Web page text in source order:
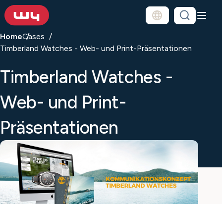
HomeCases
Timberland Watches - Web- und Print-Präsentationen
Timberland Watches -
Web- und Print-
Präsentationen